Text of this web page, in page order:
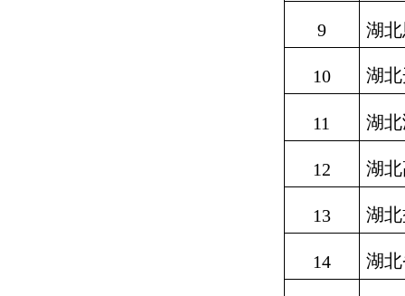
9 湖
10 湖
11 湖
12 湖
13 湖
14 湖